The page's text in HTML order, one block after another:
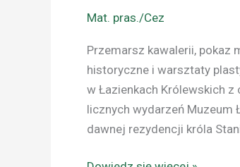
Mat. pras./Cez
Przemarsz kawalerii, pokaz
historyczne i warsztaty
w Łazienkach Królewskich
licznych wydarzeń Muzeum
dawnej rezydencji króla